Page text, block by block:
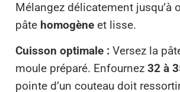
Mélangez délicatement jusqu’à
pâte homogène et lisse.
Cuisson optimale : Versez la
moule préparé. Enfournez 32 à
pointe d’un couteau doit